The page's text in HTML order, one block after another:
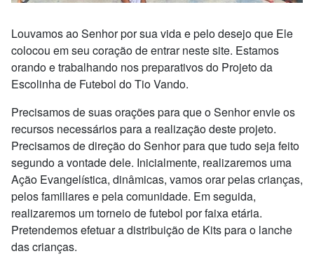
Louvamos ao Senhor por sua vida e pelo desejo que Ele
colocou em seu coração de entrar neste site. Estamos
orando e trabalhando nos preparativos do Projeto da
Escolinha de Futebol do Tio Vando.
Precisamos de suas orações para que o Senhor envie os
recursos necessários para a realização deste projeto.
Precisamos de direção do Senhor para que tudo seja feito
segundo a vontade dele. Inicialmente, realizaremos uma
Ação Evangelística, dinâmicas, vamos orar pelas crianças,
pelos familiares e pela comunidade. Em seguida,
realizaremos um torneio de futebol por faixa etária.
Pretendemos efetuar a distribuição de Kits para o lanche
das crianças.